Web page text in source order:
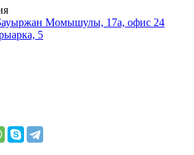
Момышулы, 17а, офис 24
5